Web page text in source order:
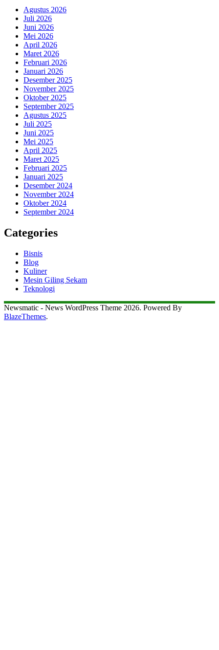
Agustus 2026
Juli 2026
Juni 2026
Mei 2026
April 2026
Maret 2026
Februari 2026
Januari 2026
Desember 2025
November 2025
Oktober 2025
September 2025
Agustus 2025
Juli 2025
Juni 2025
Mei 2025
April 2025
Maret 2025
Februari 2025
Januari 2025
Desember 2024
November 2024
Oktober 2024
September 2024
Categories
Bisnis
Blog
Kuliner
Mesin Giling Sekam
Teknologi
Newsmatic - News WordPress Theme 2026. Powered By
BlazeThemes.